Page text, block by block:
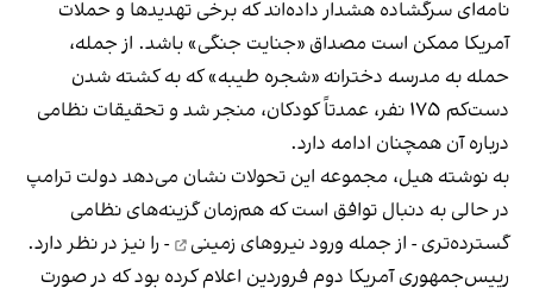
نامه‌ای سرگشاده هشدار داده‌اند که برخی تهدیدها و حملات
آمریکا ممکن است مصداق «جنایت جنگی» باشد. از جمله،
حمله به مدرسه دخترانه «شجره طیبه» که به کشته شدن
دست‌کم ۱۷۵ نفر، عمدتاً کودکان، منجر شد و تحقیقات نظامی
درباره آن همچنان ادامه دارد.
به نوشته هیل، مجموعه این تحولات نشان می‌دهد دولت ترامپ
در حالی به دنبال توافق است که هم‌زمان گزینه‌های نظامی
گسترده‌تری - از جمله ورودنیروهای زمینی
- را نیز در نظر دارد.
رییس‌جمهوری آمریکا دوم فروردین اعلام کرده بود که در صورت